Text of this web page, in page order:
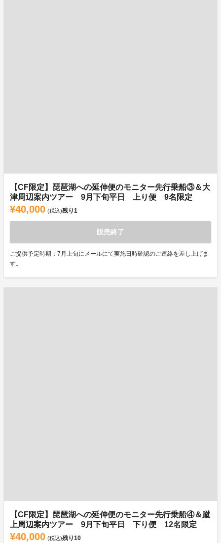
【CF限定】琵琶湖への延伸便のモニター先行乗船③＆大
津周辺案内ツアー 9月下旬平日 上り便 9名限定
¥40,000 (税込)残り1
販売終了
ご提供予定時期：7月上旬にメールにて実施日時確認のご連絡を差し上げま
す。
【CF限定】琵琶湖への延伸便のモニター先行乗船④＆蹴
上周辺案内ツアー 9月下旬平日 下り便 12名限定
¥40,000 (税込)残り10